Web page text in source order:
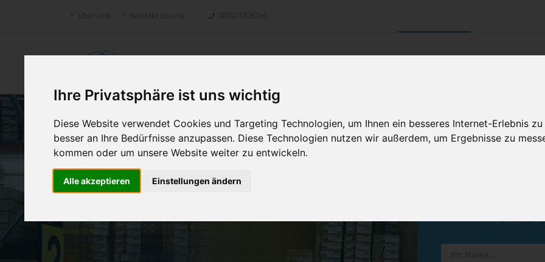
Ihre Privatsphäre ist uns wichtig
Diese Website verwendet Cookies und Targeting Technologien, um Ihnen ein besseres Internet-Erlebnis
besser an Ihre Bedürfnisse anzupassen. Diese Technologien nutzen wir außerdem, um Ergebnisse zu
kommen oder um unsere Website weiter zu entwickeln.
Alle akzeptieren Einstellungen ändern
Retoure.online
Hinterlassen